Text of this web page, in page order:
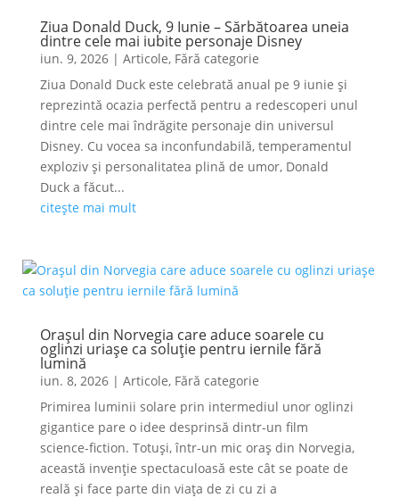
Ziua Donald Duck, 9 Iunie – Sărbătoarea uneia
dintre cele mai iubite personaje Disney
iun. 9, 2026| Articole, Fără categorie
Ziua Donald Duck este celebrată anual pe 9 iunie și
reprezintă ocazia perfectă pentru a redescoperi unul
dintre cele mai îndrăgite personaje din universul
Disney. Cu vocea sa inconfundabilă, temperamentul
exploziv și personalitatea plină de umor, Donald
Duck a făcut...
citește mai mult
Orașul din Norvegia care aduce soarele cu
oglinzi uriașe ca soluție pentru iernile fără
lumină
iun. 8, 2026| Articole, Fără categorie
Primirea luminii solare prin intermediul unor oglinzi
gigantice pare o idee desprinsă dintr-un film
science-fiction. Totuși, într-un mic oraș din Norvegia,
această invenție spectaculoasă este cât se poate de
reală și face parte din viața de zi cu zi a